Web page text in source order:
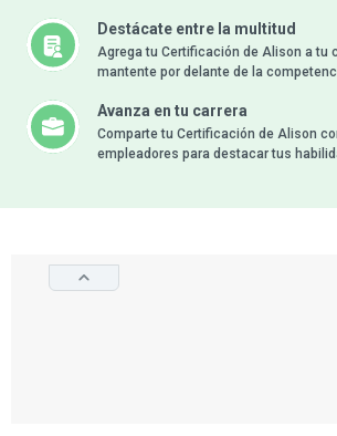
Destácate entre la multitud
Agrega tu Certificación de Alison a tu
mantente por delante de la
Avanza en tu carrera
Comparte tu Certificación de Alison
empleadores para destacar tus